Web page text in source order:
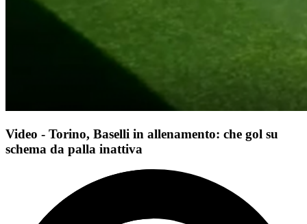
Video - Torino, Baselli in allenamento: che gol su
schema da palla inattiva